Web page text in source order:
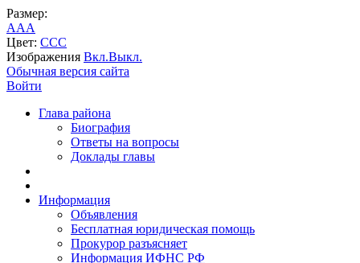
Размер:
AAA
Цвет: CCC
Изображения Вкл.Выкл.
Обычная версия сайта
Войти
Глава района
Биография
Ответы на вопросы
Доклады главы
Информация
Объявления
Бесплатная юридическая помощь
Прокурор разъясняет
Информация ИФНС РФ